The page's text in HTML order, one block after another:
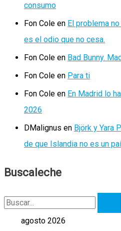
consumo
Fon Cole en El problema
es el odio que no cesa.
Fon Cole en Bad Bunny.
Fon Cole en Para ti
Fon Cole en En Madrid lo
2026
DMalignus en Björk y Yara
de que Islandia no es un
Buscaleche
B
agosto 2026